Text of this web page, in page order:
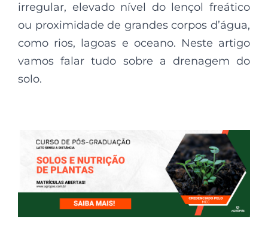
irregular, elevado nível do lençol freático
ou proximidade de grandes corpos d’água,
como rios, lagoas e oceano. Neste artigo
vamos falar tudo sobre a drenagem do
solo.